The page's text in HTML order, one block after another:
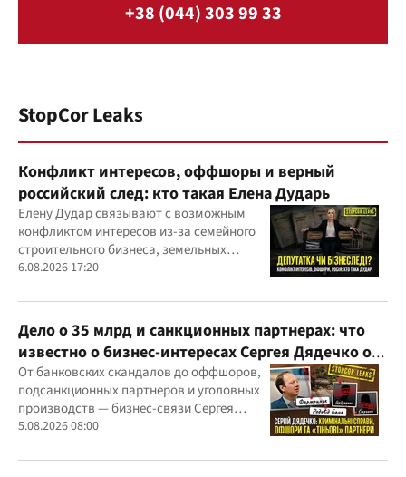
+38 (044) 303 99 33
StopCor Leaks
Конфликт интересов, оффшоры и верный
российский след: кто такая Елена Дударь
Елену Дудар связывают с возможным
конфликтом интересов из-за семейного
строительного бизнеса, земельных
скандалов, судебных дел
6.08.2026 17:20
Дело о 35 млрд и санкционных партнерах: что
известно о бизнес-интересах Сергея Дядечко от
"Родовид Банка" до "ФАРМАСЕЛ"
От банковских скандалов до оффшоров,
подсанкционных партнеров и уголовных
производств — бизнес-связи Сергея
Дядечко до сих пор простираются через
юрисдикций
5.08.2026 08:00